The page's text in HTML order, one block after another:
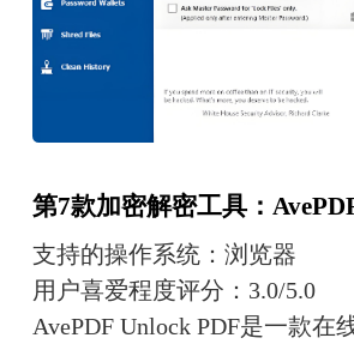
第7款加密解密工具：
支持的操作系统：浏览器
用户喜爱程度评分：3.0/5.0
AvePDF Unlock PDF是一款在